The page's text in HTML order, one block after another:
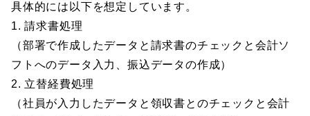
具体的には以下を想定しています。
1. 請求書処理
（部署で作成したデータと請求書のチェックと会計ソ
フトへのデータ入力、振込データの作成）
2. 立替経費処理
（社員が入力したデータと領収書とのチェックと会計